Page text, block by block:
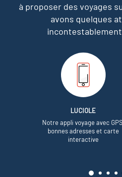
à proposer des voyages
avons quelques
LUCIOLE
Notre appli voyage avec
bonnes adresses et carte
interactive